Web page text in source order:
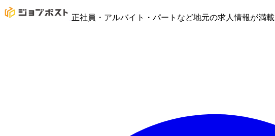
正社員・アルバイト・パートなど地元の求人情報が満載